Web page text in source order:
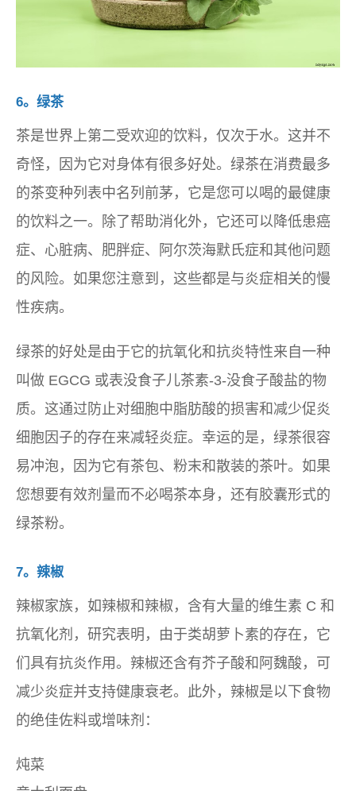
6。绿茶
茶是世界上第二受欢迎的饮料，仅次于水。这并不
奇怪，因为它对身体有很多好处。绿茶在消费最多
的茶变种列表中名列前茅，它是您可以喝的最健康
的饮料之一。除了帮助消化外，它还可以降低患癌
症、心脏病、肥胖症、阿尔茨海默氏症和其他问题
的风险。如果您注意到，这些都是与炎症相关的慢
性疾病。
绿茶的好处是由于它的抗氧化和抗炎特性来自一种
叫做 EGCG 或表没食子儿茶素-3-没食子酸盐的物
质。这通过防止对细胞中脂肪酸的损害和减少促炎
细胞因子的存在来减轻炎症。幸运的是，绿茶很容
易冲泡，因为它有茶包、粉末和散装的茶叶。如果
您想要有效剂量而不必喝茶本身，还有胶囊形式的
绿茶粉。
7。辣椒
辣椒家族，如辣椒和辣椒，含有大量的维生素 C 和
抗氧化剂，研究表明，由于类胡萝卜素的存在，它
们具有抗炎作用。辣椒还含有芥子酸和阿魏酸，可
减少炎症并支持健康衰老。此外，辣椒是以下食物
的绝佳佐料或增味剂：
炖菜